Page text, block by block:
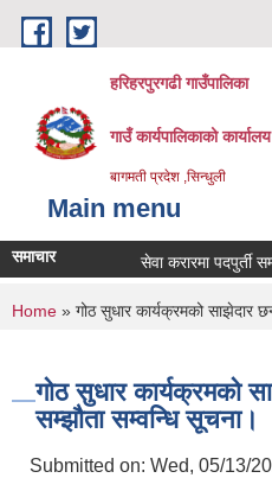
Skip to main content
हरिहरपुरगढी गाउँपालिका
गाउँ कार्यपालिकाको कार्यालय
बागमती प्रदेश ,सिन्धुली
Main menu
समाचार सेवा करारमा पदपुर्ती
You are here
Home » गोठ सुधार कार्यक्रमको साझेदार
गोठ सुधार कार्यक्रमको
सम्झौता सम्वन्धि सूचना।
Submitted on: Wed, 05/13/